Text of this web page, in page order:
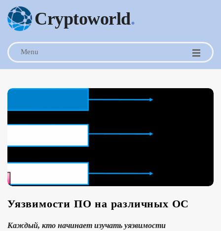
Cryptoworld.
Menu
Уязвимости ПО на различных ОС
Каждый, кто начинает изучать уязвимости